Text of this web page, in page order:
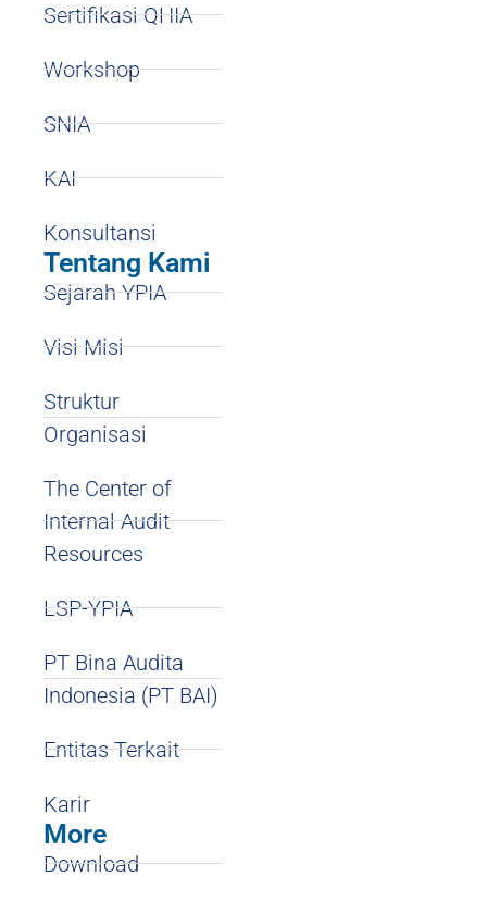
Sertifikasi QHIA
Workshop
SNIA
KAI
Konsultansi
Tentang Kami
Sejarah YPIA
Visi Misi
Struktur
Organisasi
The Center of
Internal Audit
Resources
LSP-YPIA
PT Bina Audita
Indonesia (PT BAI)
Entitas Terkait
Karir
More
Download